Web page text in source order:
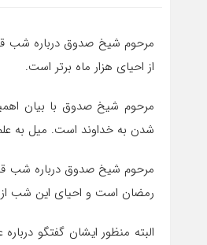
مرحوم شیخ صدوق درباره شب
از احیای هزار ماه برتر است.
مرحوم شیخ صدوق با بیان
شدن به خداوند است. میل به
مرحوم شیخ صدوق درباره شب
رمضان است و احیای این شب از
البته منظور ایشان گفتگو